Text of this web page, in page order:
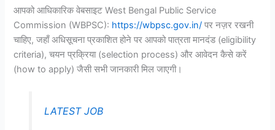
आपको आधिकारिक वेबसाइट West Bengal Public Service
Commission (WBPSC): https://wbpsc.gov.in/पर नज़र रखनी
चाहिए, जहाँ अधिसूचना प्रकाशित होने पर आपको पात्रता मानदंड (eligibility
criteria), चयन प्रक्रिया (selection process) और आवेदन कैसे करें
(how to apply) जैसी सभी जानकारी मिल जाएगी।
LATEST JOB